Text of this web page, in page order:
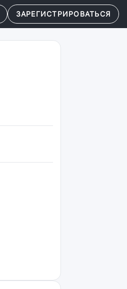
ЗАРЕГИСТРИРОВАТЬСЯ